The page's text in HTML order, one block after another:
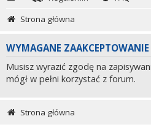
Strona główna
WYMAGANE ZAAKCEPTOWANIE
Musisz wyrazić zgodę na
mógł w pełni korzystać z forum.
Strona główna